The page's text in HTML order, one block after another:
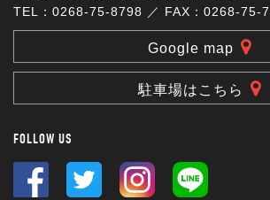
TEL：0268-75-8798 ／ FAX：0268-75-
Google map
駐車場はこちら
FOLLOW US